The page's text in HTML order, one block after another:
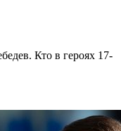
Кто в героях 17-